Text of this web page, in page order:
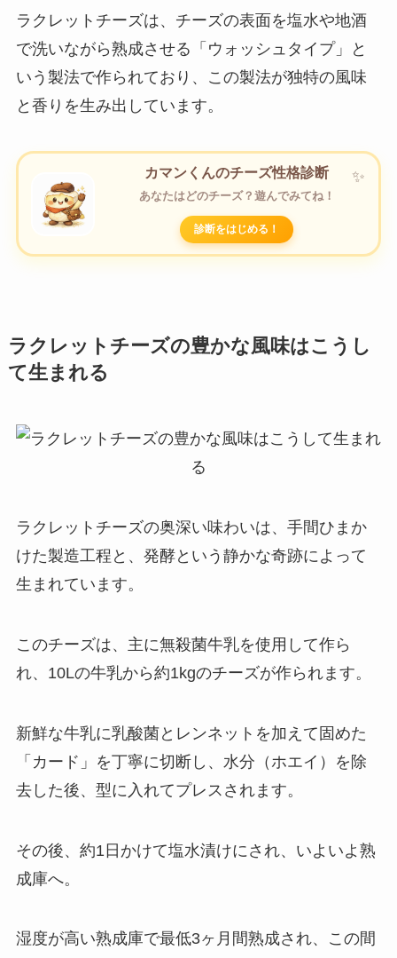
ラクレットチーズは、チーズの表面を塩水や地酒
で洗いながら熟成させる「ウォッシュタイプ」と
いう製法で作られており、この製法が独特の風味
と香りを生み出しています。
カマンくんのチーズ性格診断
あなたはどのチーズ？遊んでみてね！
診断をはじめる！
ラクレットチーズの豊かな風味はこうし
て生まれる
ラクレットチーズの奥深い味わいは、手間ひまか
けた製造工程と、発酵という静かな奇跡によって
生まれています。
このチーズは、主に無殺菌牛乳を使用して作ら
れ、10Lの牛乳から約1kgのチーズが作られます。
新鮮な牛乳に乳酸菌とレンネットを加えて固めた
「カード」を丁寧に切断し、水分（ホエイ）を除
去した後、型に入れてプレスされます。
その後、約1日かけて塩水漬けにされ、いよいよ熟
成庫へ。
湿度が高い熟成庫で最低3ヶ月間熟成され、この間